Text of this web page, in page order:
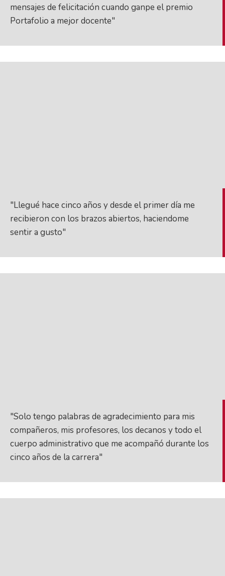
mensajes de felicitación cuando ganpe el premio
Portafolio a mejor docente"
"Llegué hace cinco años y desde el primer día me
recibieron con los brazos abiertos, haciendome
sentir a gusto"
"Solo tengo palabras de agradecimiento para mis
compañeros, mis profesores, los decanos y todo el
cuerpo administrativo que me acompañó durante los
cinco años de la carrera"